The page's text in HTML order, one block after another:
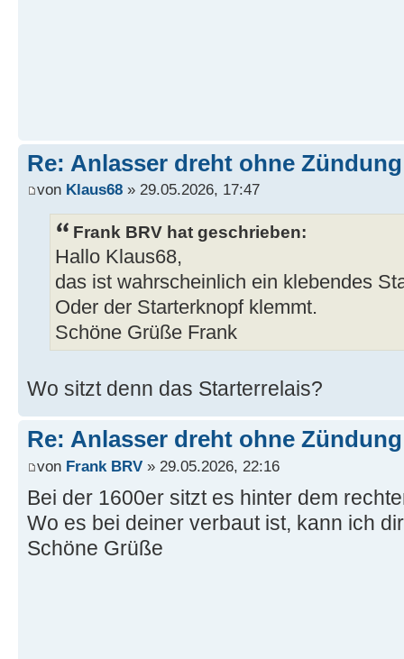
Re: Anlasser dreht ohne Zündung
von Klaus68 » 29.05.2026, 17:47
Frank BRV hat geschrieben:
Hallo Klaus68,
das ist wahrscheinlich ein klebendes
Oder der Starterknopf klemmt.
Schöne Grüße Frank
Wo sitzt denn das Starterrelais?
Re: Anlasser dreht ohne Zündung
von Frank BRV » 29.05.2026, 22:16
Bei der 1600er sitzt es hinter dem
Wo es bei deiner verbaut ist, kann ich
Schöne Grüße